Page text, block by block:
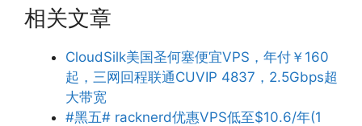
相关文章
CloudSilk美国圣何塞便宜VPS，年付￥160
起，三网回程联通CUVIP 4837，2.5Gbps超
大带宽
#黑五# racknerd优惠VPS低至$10.6/年(1